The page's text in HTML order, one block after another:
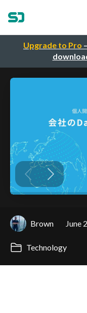
Upgrade to Pro
Brown June
Technology